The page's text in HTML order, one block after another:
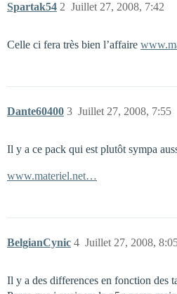
Spartak54 Juillet 27, 2008, 7:42
2
Celle ci fera très bien l’affaire
Dante60400 Juillet 27, 2008, 7:55
3
Il y a ce pack qui est plutôt sympa
www.materiel.net…
BelgianCynic Juillet 27, 2008,
4
Il y a des differences en fonction des